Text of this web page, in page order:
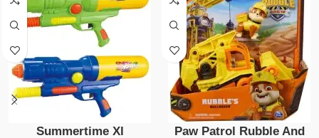
Summertime Xl
Paw Patrol Rubble And